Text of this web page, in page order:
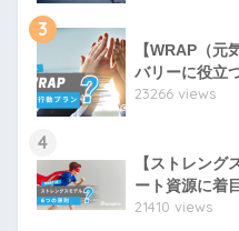
3
【WRAP（元
バリーに役立
23266 views
4
【ストレング
ート資源に着
21410 views